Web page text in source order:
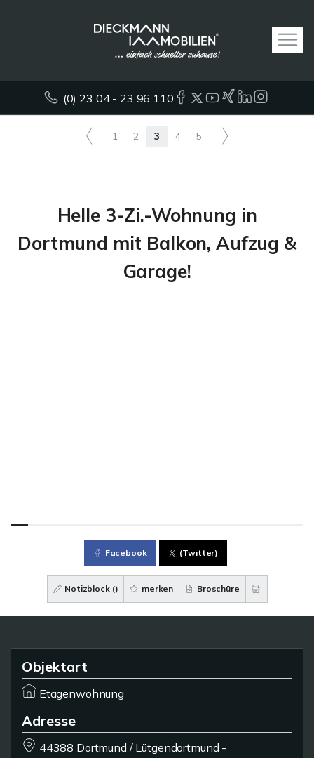
(0) 23 04 - 23 96 110
1 2 3 4 5
Helle 3-Zi.-Wohnung in
Dortmund mit Balkon, Aufzug &
Garage!
Facebook (Twitter)
Notizblock () merken Broschüre
Objektart
Etagenwohnung
Adresse
44388 Dortmund / Lütgendortmund -